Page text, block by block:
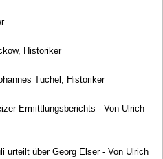
Historiker
Tuchel, Historiker
Ermittlungsberichts - Von Ulrich
urteilt über Georg Elser - Von Ulrich